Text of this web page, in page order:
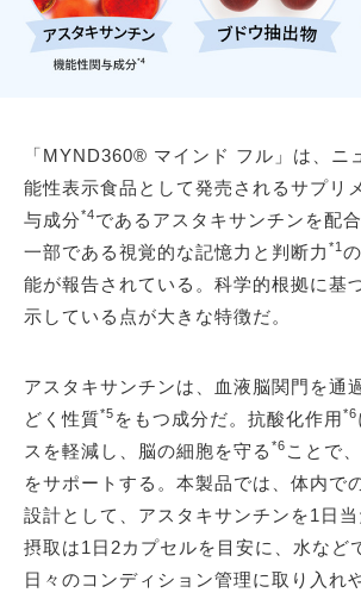
「MYND360® マインド フル」は、ニ
能性表示食品として発売されるサプリ
与成分*4であるアスタキサンチンを配
一部である視覚的な記憶力と判断力 *1
能が報告されている。科学的根拠に基
示している点が大きな特徴だ。
アスタキサンチンは、血液脳関門を通
どく性質*5 をもつ成分だ。抗酸化作用*6
スを軽減し、脳の細胞を守る *6 ことで
をサポートする。本製品では、体内で
設計として、アスタキサンチンを1日当
摂取は1日2カプセルを目安に、水など
日々のコンディション管理に取り入れ